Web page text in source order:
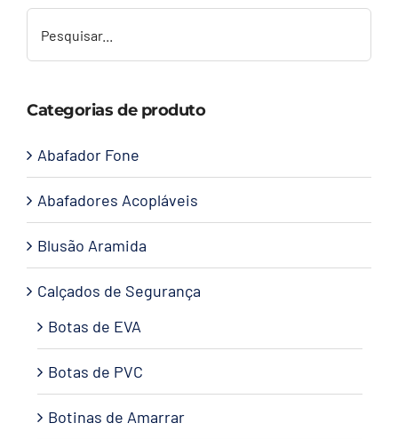
Categorias de produto
Abafador Fone
Abafadores Acopláveis
Blusão Aramida
Calçados de Segurança
Botas de EVA
Botas de PVC
Botinas de Amarrar